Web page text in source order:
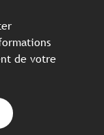
de votre